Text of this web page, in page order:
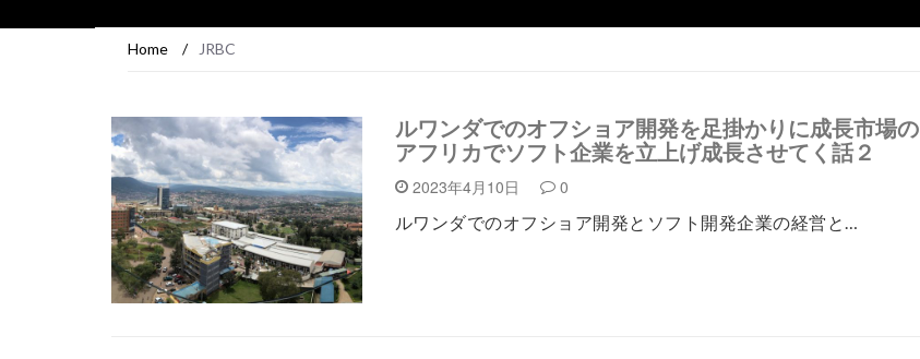
Home / JRBC
ルワンダでのオフショア開発を足掛かりに成長市場の
アフリカでソフト企業を立上げ成長させてく話２
2023年4月10日 0
ルワンダでのオフショア開発とソフト開発企業の経営と…